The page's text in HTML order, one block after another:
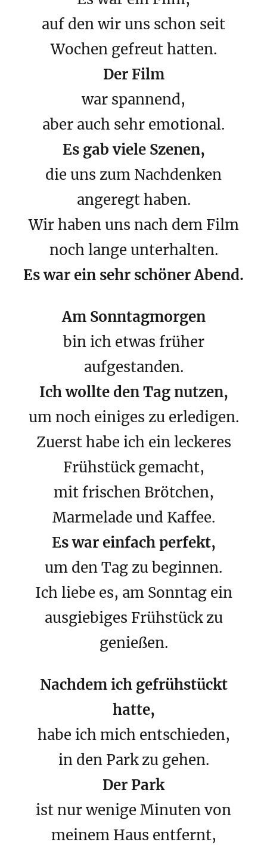
auf den wir uns schon seit
Wochen gefreut hatten.
Der Film
war spannend,
aber auch sehr emotional.
Es gab viele Szenen,
die uns zum Nachdenken
angeregt haben.
Wir haben uns nach dem Film
noch lange unterhalten.
Es war ein sehr schöner Abend.
Am Sonntagmorgen
bin ich etwas früher
aufgestanden.
Ich wollte den Tag nutzen,
um noch einiges zu erledigen.
Zuerst habe ich ein leckeres
Frühstück gemacht,
mit frischen Brötchen,
Marmelade und Kaffee.
Es war einfach perfekt,
um den Tag zu beginnen.
Ich liebe es, am Sonntag ein
ausgiebiges Frühstück zu
genießen.
Nachdem ich gefrühstückt
hatte,
habe ich mich entschieden,
in den Park zu gehen.
Der Park
ist nur wenige Minuten von
meinem Haus entfernt,